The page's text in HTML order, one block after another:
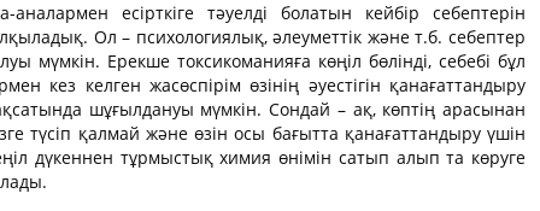
аналармен есірткіге тәуелді болатын кейбір себептерін
Ол – психологиялық, әлеуметтік және т.б. себептер
мүмкін. Ерекше токсикоманияға көңіл бөлінді, себебі бұл
кез келген жасөспірім өзінің әуестігін қанағаттандыру
шұғылдануы мүмкін. Сондай – ақ, көптің арасынан
түсіп қалмай және өзін осы бағытта қанағаттандыру үшін
дүкеннен тұрмыстық химия өнімін сатып алып та көруге